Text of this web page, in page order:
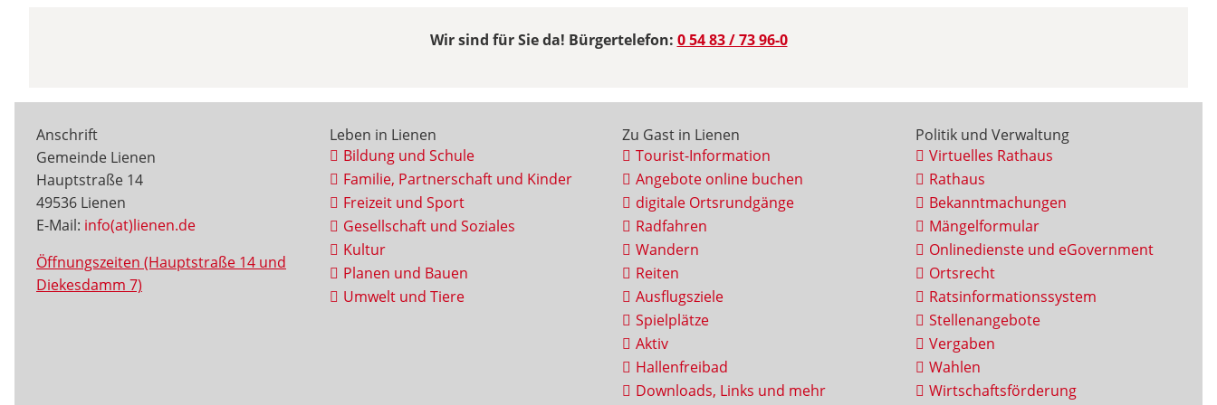
Wir sind für Sie da! Bürgertelefon: 0 54 83 / 73 96-0
Anschrift
Gemeinde Lienen
Hauptstraße 14
49536 Lienen
E-Mail: info(at)lienen.de
Öffnungszeiten (Hauptstraße 14 und
Diekesdamm 7)
Leben in Lienen
Bildung und Schule
Familie, Partnerschaft und Kinder
Freizeit und Sport
Gesellschaft und Soziales
Kultur
Planen und Bauen
Umwelt und Tiere
Zu Gast in Lienen
Tourist-Information
Angebote online buchen
digitale Ortsrundgänge
Radfahren
Wandern
Reiten
Ausflugsziele
Spielplätze
Aktiv
Hallenfreibad
Downloads, Links und mehr
Politik und Verwaltung
Virtuelles Rathaus
Rathaus
Bekanntmachungen
Mängelformular
Onlinedienste und eGovernment
Ortsrecht
Ratsinformationssystem
Stellenangebote
Vergaben
Wahlen
Wirtschaftsförderung